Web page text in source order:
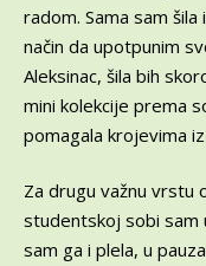
radom. Sama sam
način da upotpunim
Aleksinac, šila bih
mini kolekcije prema
pomagala krojevima
Za drugu važnu vrstu
studentskoj sobi sam
sam ga i plela, u